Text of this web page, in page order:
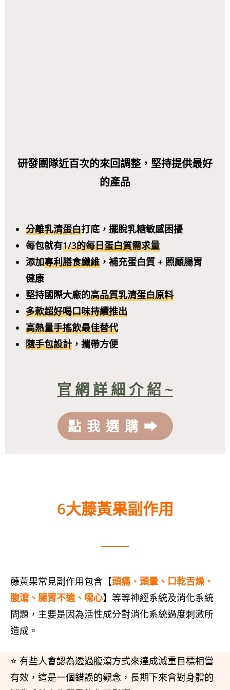
研發團隊近百次的來回調整，堅持提供最好
的產品
分離乳清蛋白打底，擺脫乳糖敏感困擾
每包就有1/3的每日蛋白質需求量
添加專利膳食纖維 ，補充蛋白質 + 照顧腸胃
健康
堅持國際大廠的高品質乳清蛋白原料
多款超好喝口味持續推出
高熱量手搖飲最佳替代
隨手包設計 ，攜帶方便
官 網 詳 細 介 紹 ~
點我選購⮕
6大藤黃果副作用
藤黃果常見副作用包含【頭痛、頭暈、口乾舌燥、
腹瀉、腸胃不適、噁心】等等神經系統及消化系統
問題，主要是因為活性成分對消化系統過度刺激所
造成。
⭐ 有些人會認為透過腹瀉方式來達成減重目標相當
有效，這是一個錯誤的觀念，長期下來會對身體的